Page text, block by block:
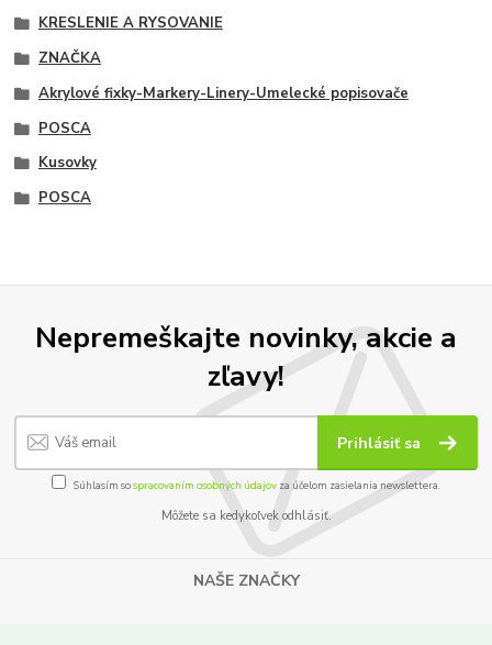
KRESLENIE A RYSOVANIE
ZNAČKA
Akrylové fixky-Markery-Linery-Umelecké popisovače
POSCA
Kusovky
POSCA
Nepremeškajte novinky, akcie a
zľavy!
Prihlásiť sa
Súhlasím sospracovaním osobných údajov za účelom zasielania newslettera.
Môžete sa kedykoľvek odhlásiť.
NAŠE ZNAČKY